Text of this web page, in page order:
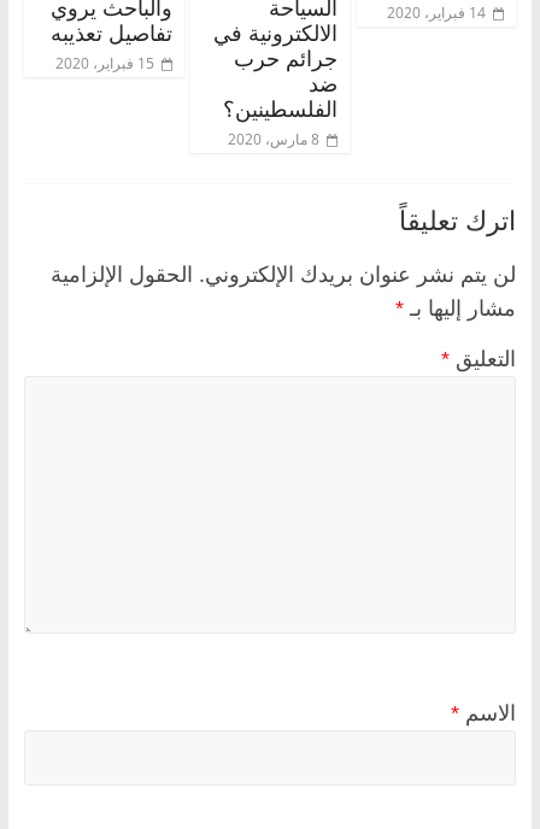
14 فبراير، 2020
السياحة
الالكترونية في
جرائم حرب
ضد
الفلسطينين؟
8 مارس، 2020
والباحث يروي
تفاصيل تعذيبه
15 فبراير، 2020
اترك تعليقاً
لن يتم نشر عنوان بريدك الإلكتروني. الحقول الإلزامية
مشار إليها بـ *
التعليق *
الاسم *